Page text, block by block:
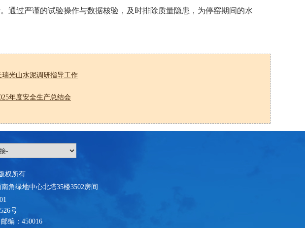
通过严谨的试验操作与数据核验，及时排除质量隐患，为停窑期间的水
光山水泥调研指导工作
年度安全生产总结会